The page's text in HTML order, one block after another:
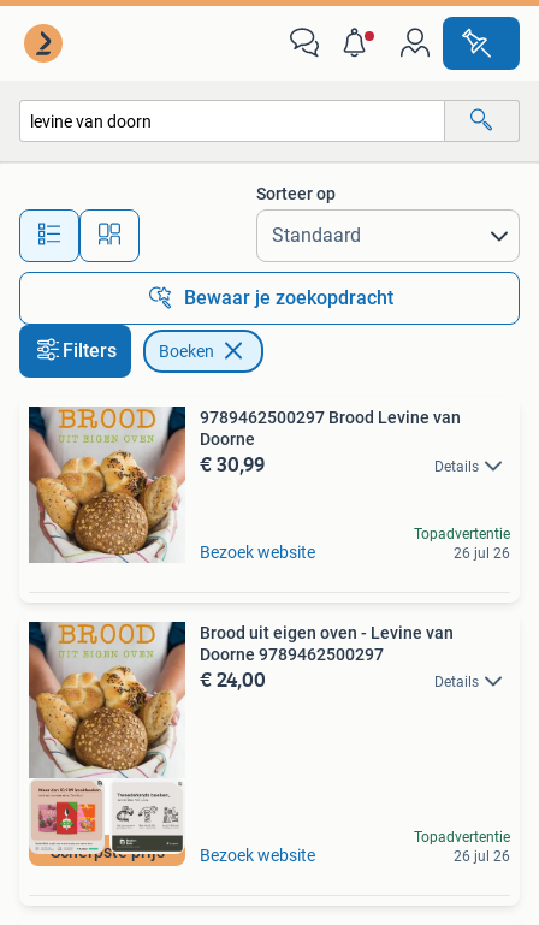
Alle afstanden…
Sorteer op
Bewaar je zoekopdracht
Filters Boeken
9789462500297 Brood Levine van
Doorne
€ 30,99 Details
Bezoek website
Topadvertentie
26 jul 26
Scherpste prijs
Brood uit eigen oven - Levine van
Doorne 9789462500297
€ 24,00 Details
Bezoek website
Topadvertentie
26 jul 26